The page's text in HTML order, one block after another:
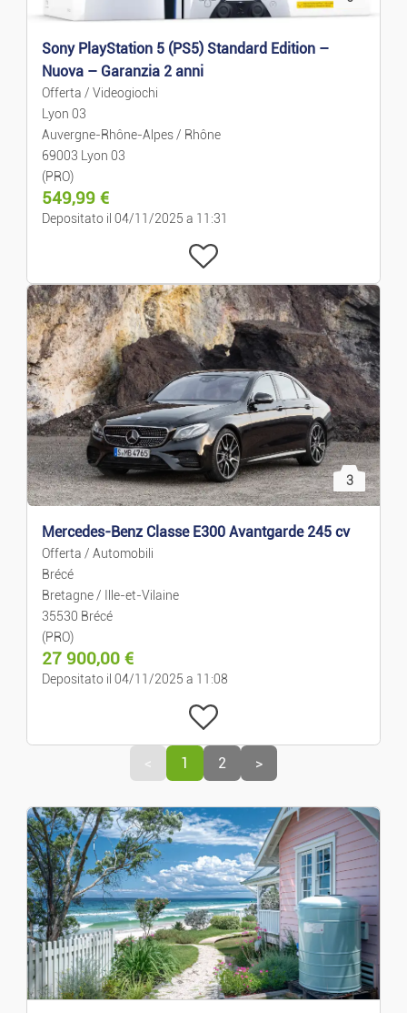
Sony PlayStation 5 (PS5) Standard Edition –
Nuova – Garanzia 2 anni
Offerta / Videogiochi
Lyon 03
Auvergne-Rhône-Alpes / Rhône
69003 Lyon 03
(PRO)
549,99 €
Depositato il 04/11/2025 a 11:31
3
Mercedes-Benz Classe E300 Avantgarde 245 cv
Offerta / Automobili
Brécé
Bretagne / Ille-et-Vilaine
35530 Brécé
(PRO)
27 900,00 €
Depositato il 04/11/2025 a 11:08
< 1 2 >